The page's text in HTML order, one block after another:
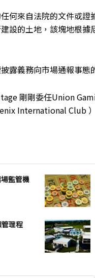
何來自法院的文件或
設的土地，該塊地根
露義務向市場通報事態
剛剛委任Union
International Club
監管機
理程